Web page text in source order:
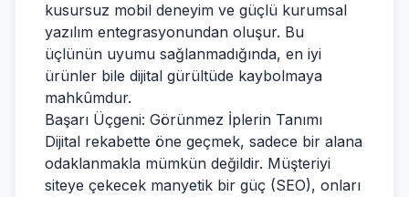
kusursuz mobil deneyim ve güçlü kurumsal
yazılım entegrasyonundan oluşur. Bu
üçlünün uyumu sağlanmadığında, en iyi
ürünler bile dijital gürültüde kaybolmaya
mahkûmdur.
Başarı Üçgeni: Görünmez İplerin Tanımı
Dijital rekabette öne geçmek, sadece bir alana
odaklanmakla mümkün değildir. Müşteriyi
siteye çekecek manyetik bir güç (SEO), onları